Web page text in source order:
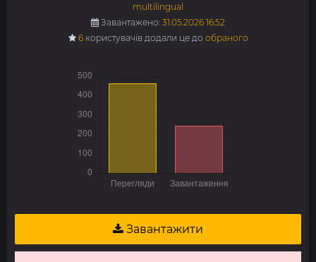
multilingual
Завантажено: 31.05.2026 16:52
6користувачів додали це до обраного
Завантажити